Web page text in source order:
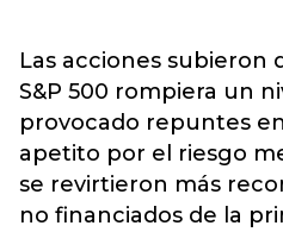
Las acciones subieron
S&P 500 rompiera un
provocado repuntes
apetito por el riesgo
se revirtieron más
no financiados de la